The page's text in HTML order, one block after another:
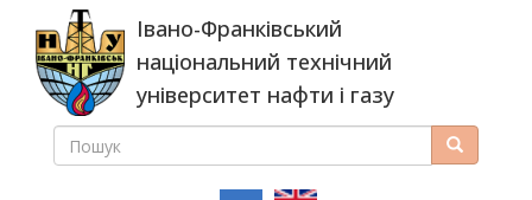
основного
вмісту
Івано-Франківський
національний технічний
університет нафти і газу
ПОШУКОВА
ПОШУК Пошук